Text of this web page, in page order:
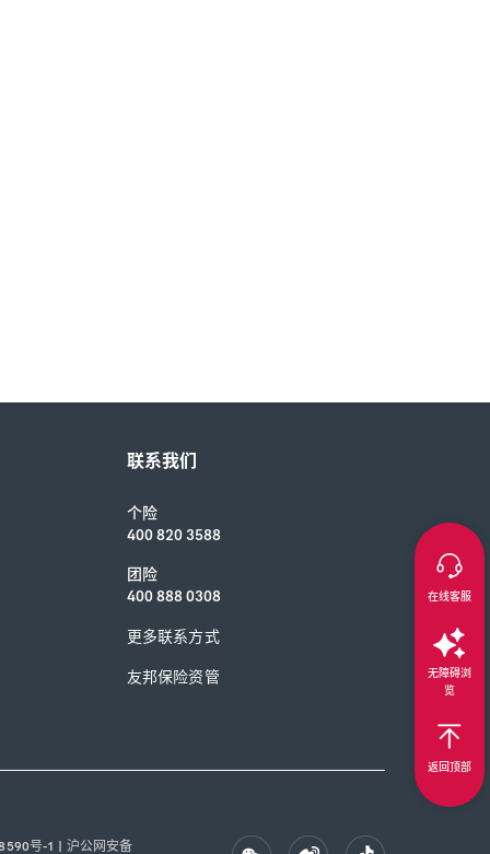
联系我们
个险
400 820 3588
团险
400 888 0308
更多联系方式
友邦保险资管
号-1 沪公网安备
在线客服
无障碍浏
览
返回顶部